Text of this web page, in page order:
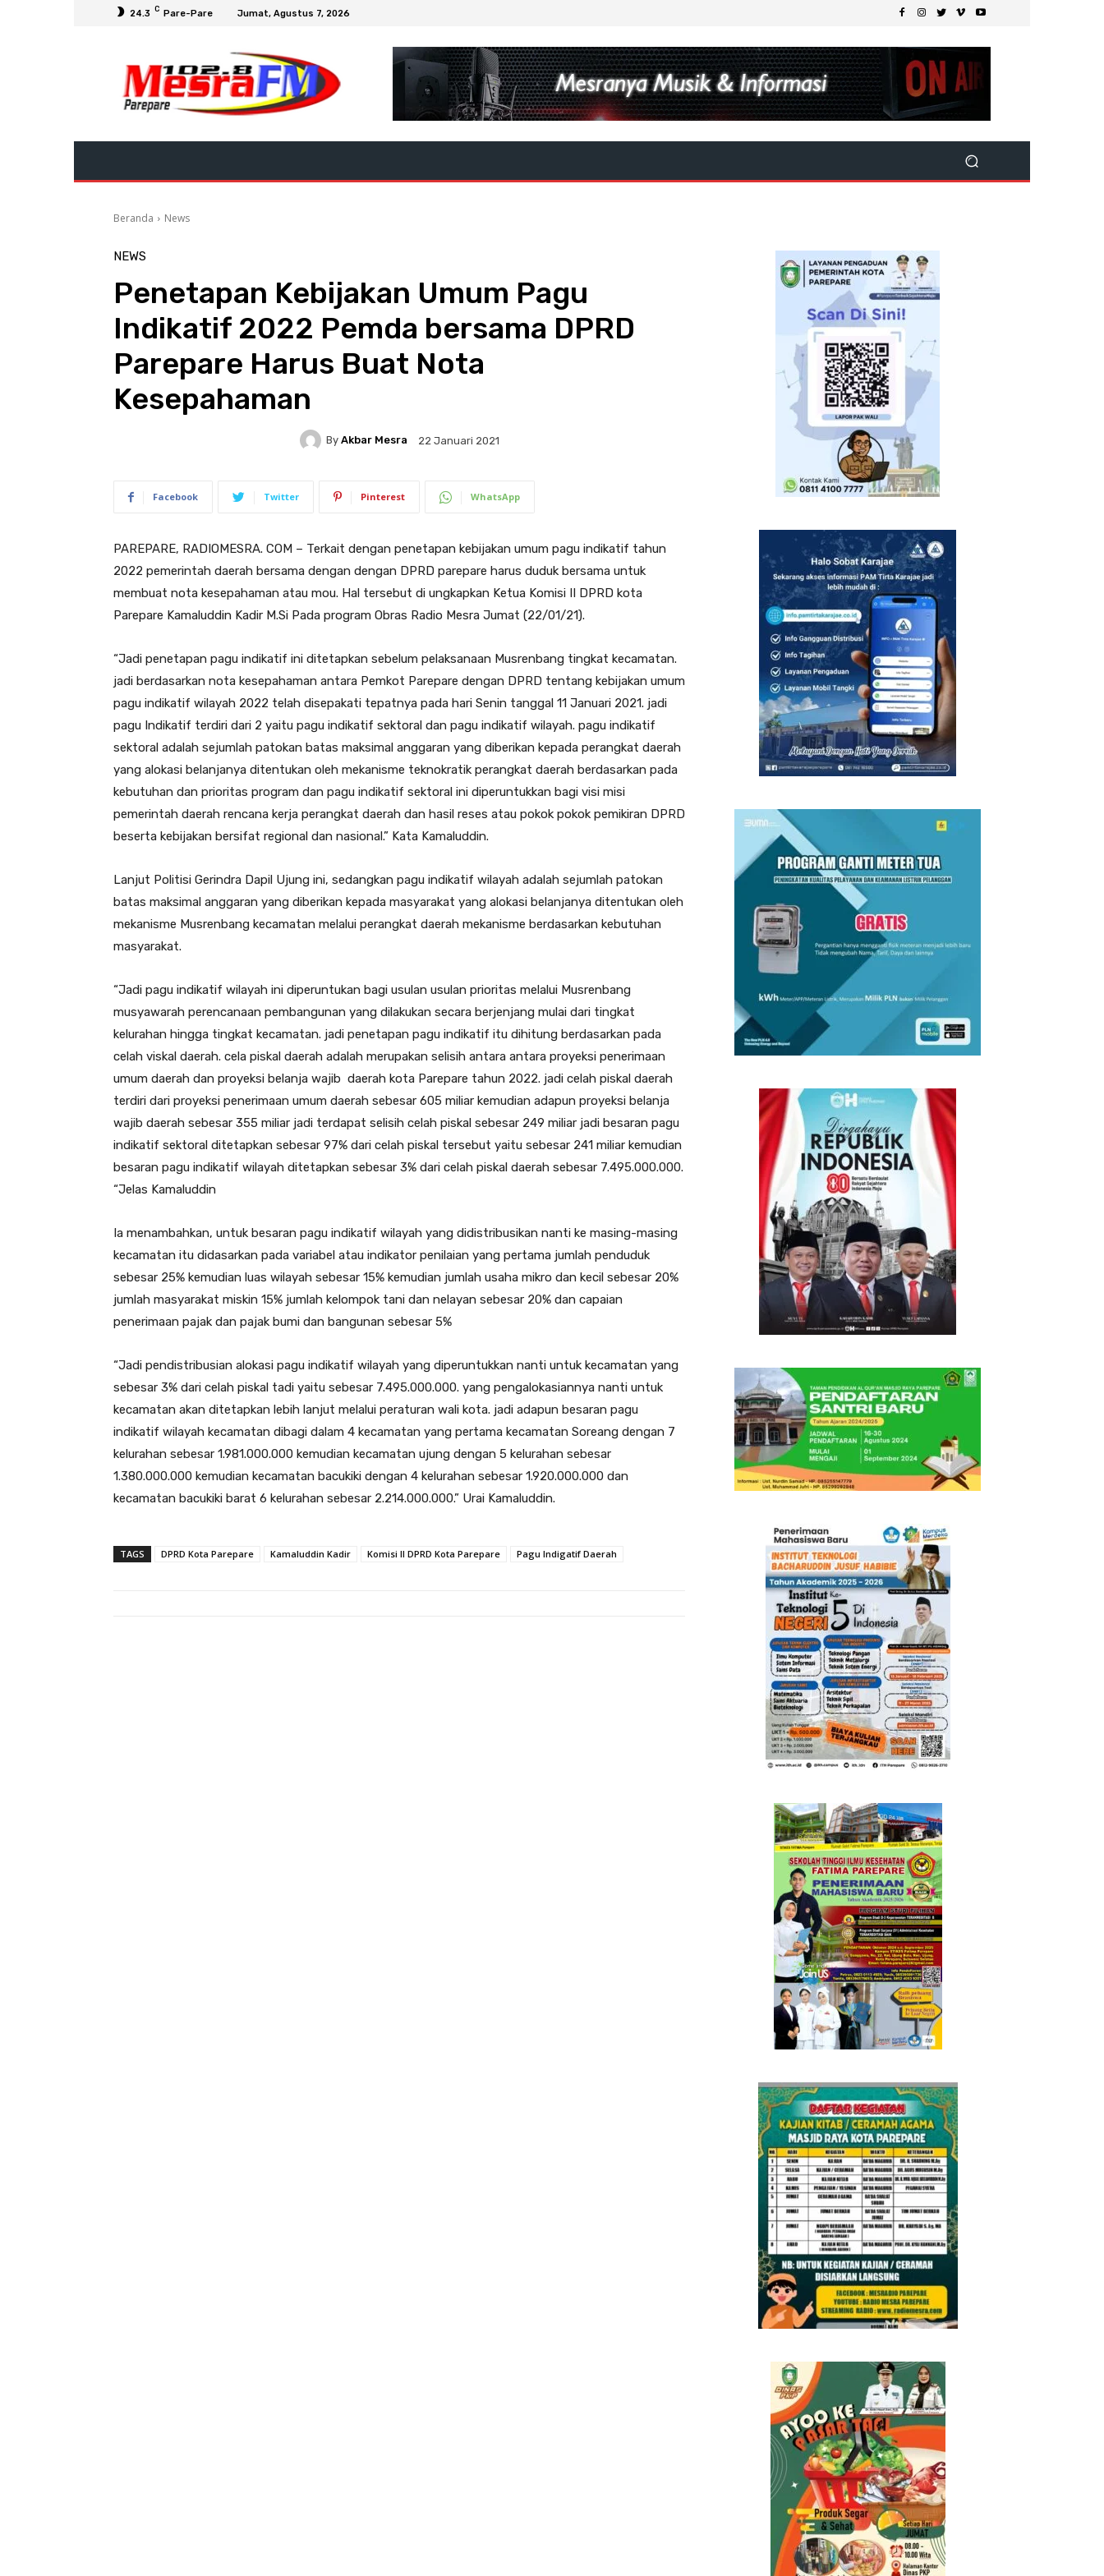
24.3 C Pare-Pare Jumat, Agustus 7, 2026
Beranda News
NEWS
Penetapan Kebijakan Umum Pagu
Indikatif 2022 Pemda bersama DPRD
Parepare Harus Buat Nota
Kesepahaman
By Akbar Mesra 22 Januari 2021
Facebook Twitter Pinterest WhatsApp
PAREPARE, RADIOMESRA. COM – Terkait dengan penetapan kebijakan umum pagu indikatif tahun
2022 pemerintah daerah bersama dengan dengan DPRD parepare harus duduk bersama untuk
membuat nota kesepahaman atau mou. Hal tersebut di ungkapkan Ketua Komisi II DPRD kota
Parepare Kamaluddin Kadir M.Si Pada program Obras Radio Mesra Jumat (22/01/21).
“Jadi penetapan pagu indikatif ini ditetapkan sebelum pelaksanaan Musrenbang tingkat kecamatan.
jadi berdasarkan nota kesepahaman antara Pemkot Parepare dengan DPRD tentang kebijakan umum
pagu indikatif wilayah 2022 telah disepakati tepatnya pada hari Senin tanggal 11 Januari 2021. jadi
pagu Indikatif terdiri dari 2 yaitu pagu indikatif sektoral dan pagu indikatif wilayah. pagu indikatif
sektoral adalah sejumlah patokan batas maksimal anggaran yang diberikan kepada perangkat daerah
yang alokasi belanjanya ditentukan oleh mekanisme teknokratik perangkat daerah berdasarkan pada
kebutuhan dan prioritas program dan pagu indikatif sektoral ini diperuntukkan bagi visi misi
pemerintah daerah rencana kerja perangkat daerah dan hasil reses atau pokok pokok pemikiran DPRD
beserta kebijakan bersifat regional dan nasional.” Kata Kamaluddin.
Lanjut Politisi Gerindra Dapil Ujung ini, sedangkan pagu indikatif wilayah adalah sejumlah patokan
batas maksimal anggaran yang diberikan kepada masyarakat yang alokasi belanjanya ditentukan oleh
mekanisme Musrenbang kecamatan melalui perangkat daerah mekanisme berdasarkan kebutuhan
masyarakat.
“Jadi pagu indikatif wilayah ini diperuntukan bagi usulan usulan prioritas melalui Musrenbang
musyawarah perencanaan pembangunan yang dilakukan secara berjenjang mulai dari tingkat
kelurahan hingga tingkat kecamatan. jadi penetapan pagu indikatif itu dihitung berdasarkan pada
celah viskal daerah. cela piskal daerah adalah merupakan selisih antara antara proyeksi penerimaan
umum daerah dan proyeksi belanja wajib daerah kota Parepare tahun 2022. jadi celah piskal daerah
terdiri dari proyeksi penerimaan umum daerah sebesar 605 miliar kemudian adapun proyeksi belanja
wajib daerah sebesar 355 miliar jadi terdapat selisih celah piskal sebesar 249 miliar jadi besaran pagu
indikatif sektoral ditetapkan sebesar 97% dari celah piskal tersebut yaitu sebesar 241 miliar kemudian
besaran pagu indikatif wilayah ditetapkan sebesar 3% dari celah piskal daerah sebesar 7.495.000.000.
“Jelas Kamaluddin
Ia menambahkan, untuk besaran pagu indikatif wilayah yang didistribusikan nanti ke masing-masing
kecamatan itu didasarkan pada variabel atau indikator penilaian yang pertama jumlah penduduk
sebesar 25% kemudian luas wilayah sebesar 15% kemudian jumlah usaha mikro dan kecil sebesar 20%
jumlah masyarakat miskin 15% jumlah kelompok tani dan nelayan sebesar 20% dan capaian
penerimaan pajak dan pajak bumi dan bangunan sebesar 5%
“Jadi pendistribusian alokasi pagu indikatif wilayah yang diperuntukkan nanti untuk kecamatan yang
sebesar 3% dari celah piskal tadi yaitu sebesar 7.495.000.000. yang pengalokasiannya nanti untuk
kecamatan akan ditetapkan lebih lanjut melalui peraturan wali kota. jadi adapun besaran pagu
indikatif wilayah kecamatan dibagi dalam 4 kecamatan yang pertama kecamatan Soreang dengan 7
kelurahan sebesar 1.981.000.000 kemudian kecamatan ujung dengan 5 kelurahan sebesar
1.380.000.000 kemudian kecamatan bacukiki dengan 4 kelurahan sebesar 1.920.000.000 dan
kecamatan bacukiki barat 6 kelurahan sebesar 2.214.000.000.” Urai Kamaluddin.
TAGS DPRD Kota Parepare Kamaluddin Kadir Komisi II DPRD Kota Parepare Pagu Indigatif Daerah